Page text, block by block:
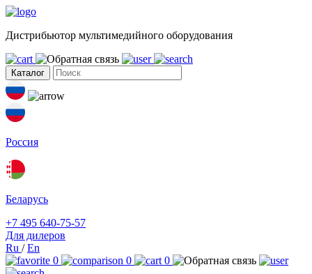
Дистрибьютор мультимедийного оборудования
Каталог
Россия
Беларусь
+7 495 640-75-57
Для дилеров
Ru /En
0
0 0